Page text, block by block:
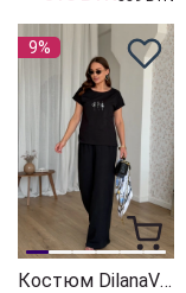
9%
Костюм DilanaVIP 2139-6 черный